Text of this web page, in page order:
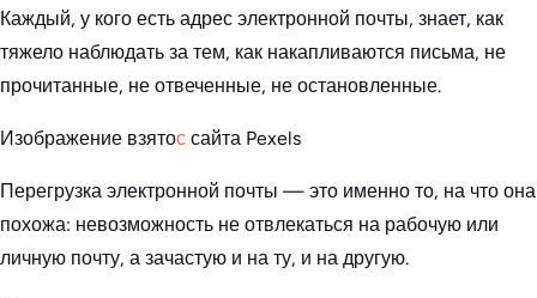
Каждый, у кого есть адрес электронной почты, знает, как
тяжело наблюдать за тем, как накапливаются письма, не
прочитанные, не отвеченные, не остановленные.
Изображение взятос сайта Pexels
Перегрузка электронной почты — это именно то, на что она
похожа: невозможность не отвлекаться на рабочую или
личную почту, а зачастую и на ту, и на другую.